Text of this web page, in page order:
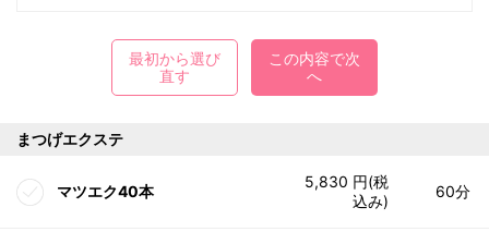
最初から選び
直す
この内容で次
へ
まつげエクステ
マツエク40本
5,830 円(税
込み)
60分